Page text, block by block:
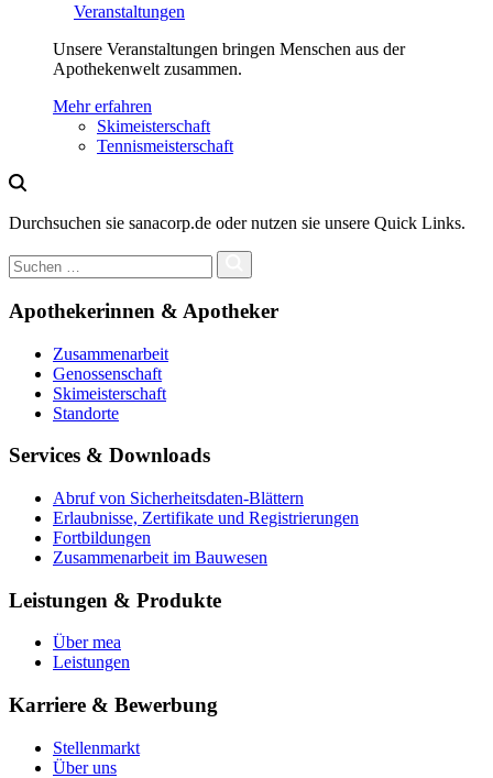
Veranstaltungen
Unsere Veranstaltungen bringen Menschen aus der
Apothekenwelt zusammen.
Mehr erfahren
Skimeisterschaft
Tennismeisterschaft
Durchsuchen sie sanacorp.de oder nutzen sie unsere Quick Links.
Apothekerinnen & Apotheker
Zusammenarbeit
Genossenschaft
Skimeisterschaft
Standorte
Services & Downloads
Abruf von Sicherheitsdaten-Blättern
Erlaubnisse, Zertifikate und Registrierungen
Fortbildungen
Zusammenarbeit im Bauwesen
Leistungen & Produkte
Über mea
Leistungen
Karriere & Bewerbung
Stellenmarkt
Über uns